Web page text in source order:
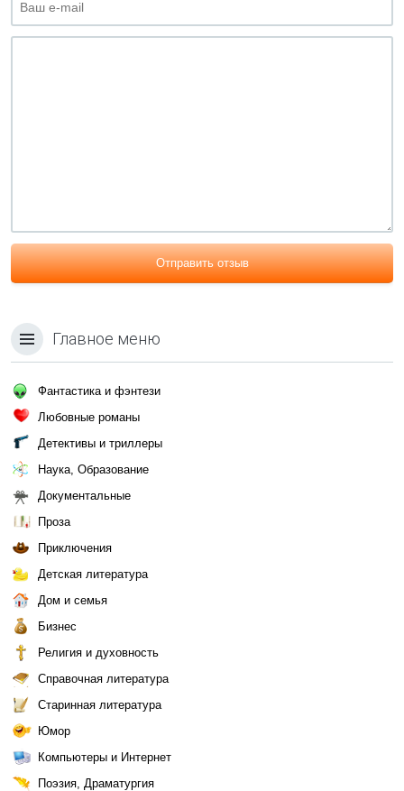
Отправить отзыв
Главное меню
Фантастика и фэнтези
Любовные романы
Детективы и триллеры
Наука, Образование
Документальные
Проза
Приключения
Детская литература
Дом и семья
Бизнес
Религия и духовность
Справочная литература
Старинная литература
Юмор
Компьютеры и Интернет
Поэзия, Драматургия